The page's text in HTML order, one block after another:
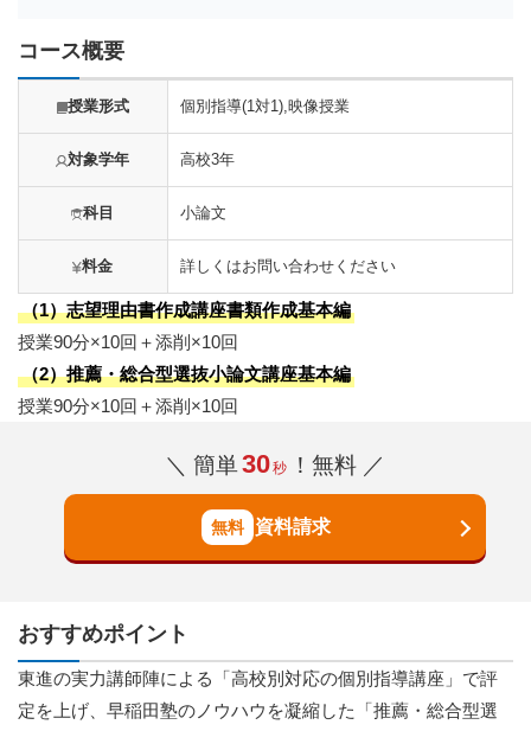
コース概要
授業形式 個別指導(1対1),映像授業
対象学年 高校3年
科目 小論文
料金 詳しくはお問い合わせください
（1）志望理由書作成講座書類作成基本編
授業90分×10回＋添削×10回
（2）推薦・総合型選抜小論文講座基本編
授業90分×10回＋添削×10回
＼ 簡単30秒 ！無料 ／
資料請求
おすすめポイント
東進の実力講師陣による「高校別対応の個別指導講座」で評
定を上げ、早稲田塾のノウハウを凝縮した「推薦・総合型選